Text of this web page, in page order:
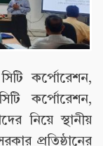
কর্পোরেশন,
কর্পোরেশন,
নিয়ে স্থানীয়
প্রতিষ্ঠানের